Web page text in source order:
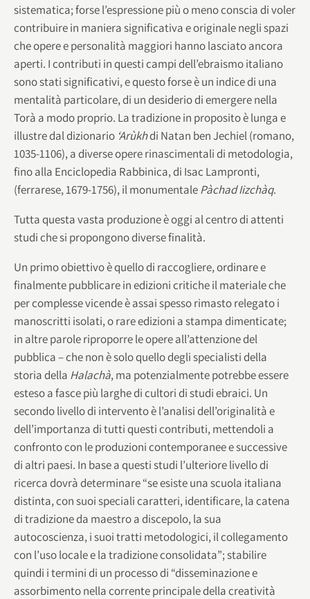
sistematica; forse l’espressione più o meno conscia di voler
contribuire in maniera significativa e originale negli spazi
che opere e personalità maggiori hanno lasciato ancora
aperti. I contributi in questi campi dell’ebraismo italiano
sono stati significativi, e questo forse è un indice di una
mentalità particolare, di un desiderio di emergere nella
Torà a modo proprio. La tradizione in proposito è lunga e
illustre dal dizionario ‘Arùkhdi Natan ben Jechiel (romano,
1035-1106), a diverse opere rinascimentali di metodologia,
fino alla Enciclopedia Rabbinica, di Isac Lampronti,
(ferrarese, 1679-1756), il monumentalePàchad Iizchàq.
Tutta questa vasta produzione è oggi al centro di attenti
studi che si propongono diverse finalità.
Un primo obiettivo è quello di raccogliere, ordinare e
finalmente pubblicare in edizioni critiche il materiale che
per complesse vicende è assai spesso rimasto relegato i
manoscritti isolati, o rare edizioni a stampa dimenticate;
in altre parole riproporre le opere all’attenzione del
pubblica – che non è solo quello degli specialisti della
storia della Halachà, ma potenzialmente potrebbe essere
esteso a fasce più larghe di cultori di studi ebraici. Un
secondo livello di intervento è l’analisi dell’originalità e
dell’importanza di tutti questi contributi, mettendoli a
confronto con le produzioni contemporanee e successive
di altri paesi. In base a questi studi l’ulteriore livello di
ricerca dovrà determinare “se esiste una scuola italiana
distinta, con suoi speciali caratteri, identificare, la catena
di tradizione da maestro a discepolo, la sua
autocoscienza, i suoi tratti metodologici, il collegamento
con l’uso locale e la tradizione consolidata”; stabilire
quindi i termini di un processo di “disseminazione e
assorbimento nella corrente principale della creatività